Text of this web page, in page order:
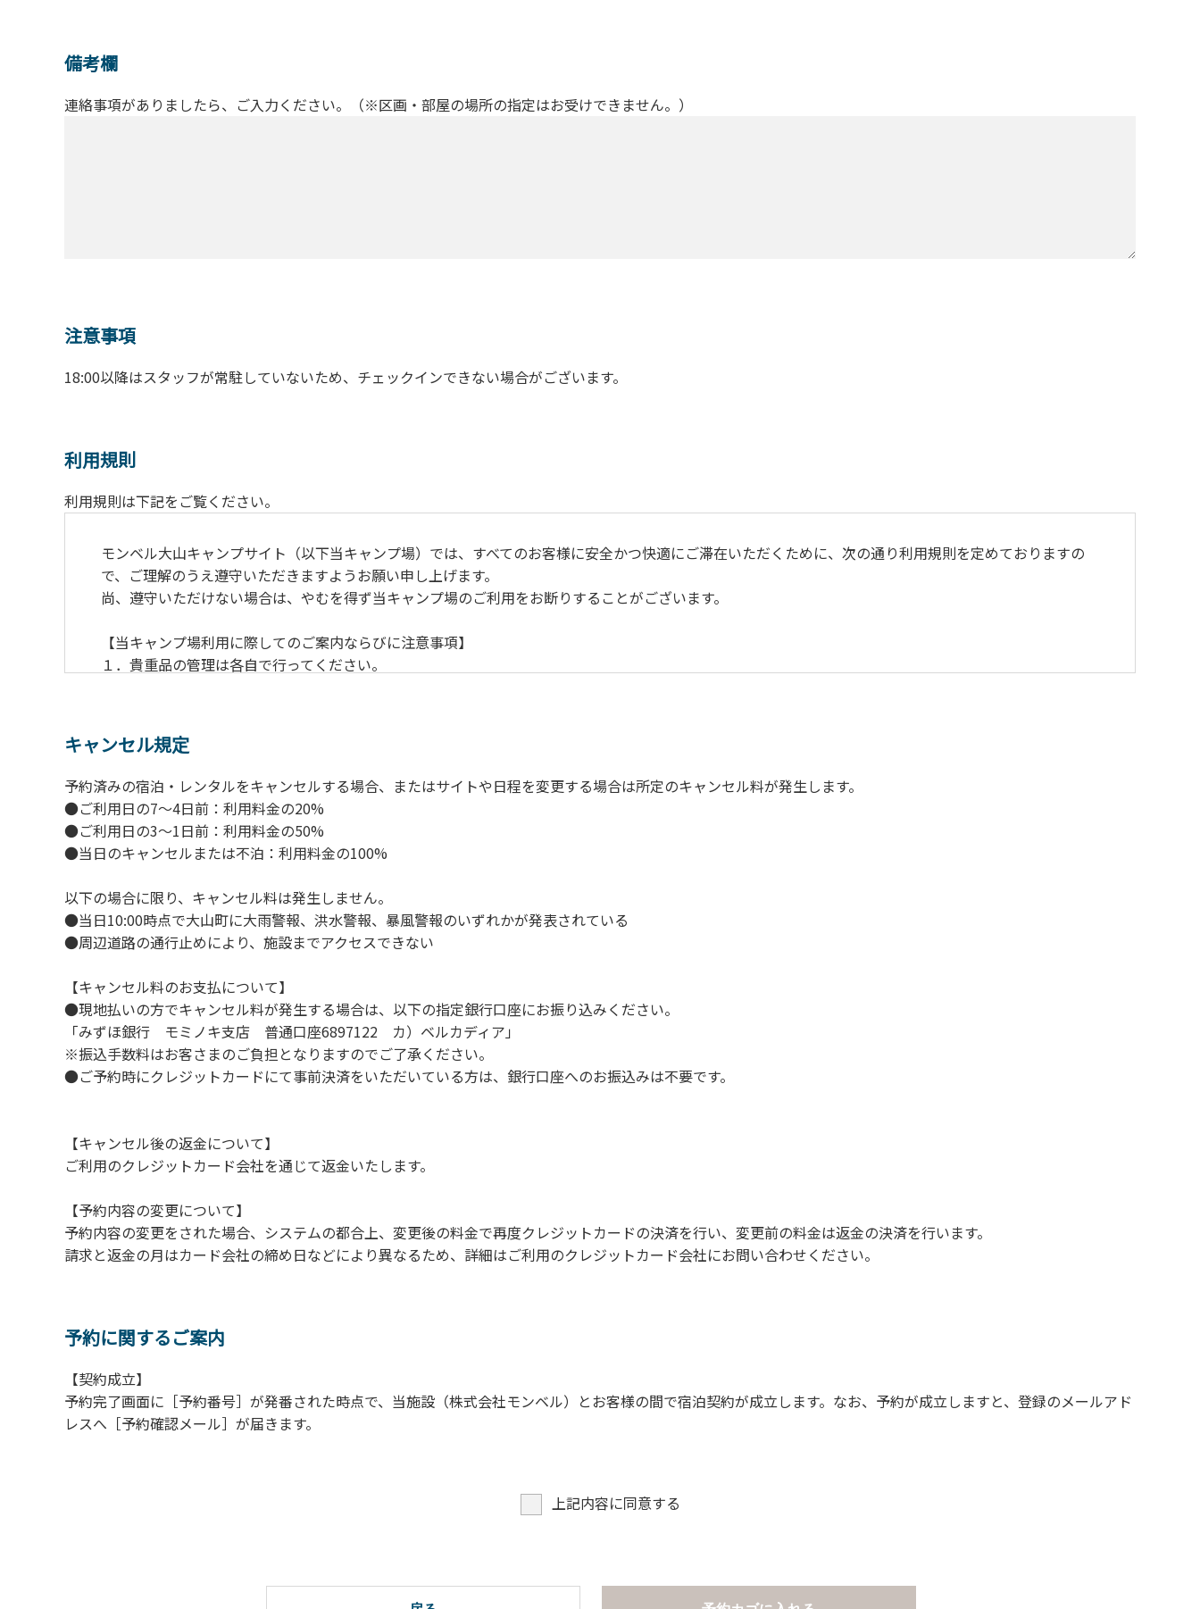
備考欄
連絡事項がありましたら、ご入力ください。（※区画・部屋の場所の指定はお受けできません。）
注意事項
18:00以降はスタッフが常駐していないため、チェックインできない場合がございます。
利用規則
利用規則は下記をご覧ください。
モンベル大山キャンプサイト（以下当キャンプ場）では、すべてのお客様に安全かつ快適にご滞在いただくために、次の通り利用規則を定めておりますの
で、ご理解のうえ遵守いただきますようお願い申し上げます。
尚、遵守いただけない場合は、やむを得ず当キャンプ場のご利用をお断りすることがございます。
【当キャンプ場利用に際してのご案内ならびに注意事項】
１．貴重品の管理は各自で行ってください。
４．当キャンプ場内を車で移動する場合は徐行運転（5ｋｍ/ｈ以下）を行なってください。
５．ゴミ（可燃）は指定のゴミ袋に分別した上で、指定の場所へ捨ててください。ビン・缶・ペットボトルおよび不燃ゴミは持ち帰りお願いします。
６．BBQ及び焚火台の灰につきましては鎮火を確認した上で指定の回収場所へ廃棄してください。
７．暴力団等反社会勢力及びその関係者ならびに公共の秩序、善良の風俗に反する恐れのある場合には、ご利用をお断りいたします。
８．不可抗力以外の事由により建造物、家具、備品、その他の物品を損傷、紛失、汚染させた場合には、相当額を弁償していただくことがあります。
９．当キャンプ場内（駐車場を含む）での事故や盗難などにつきましては、一切の責任を負いかねます。
１０．車中で宿泊される場合は、必ずエンジンを停止してください。
１１．他の宿泊者のご迷惑になりますので、21時～翌朝6時の間車輌移動はご遠慮ください。
１２．レンタル品は管理棟に返却してください。
１３．動物（ペット類）の同伴はご遠慮願います。（愛犬と宿泊可能なサイトは除く）
１４．キャンプ場内に喫煙所はございません。他のお客様のご迷惑にならないようにご配慮願います。
【当キャンプ場での禁止事項】
１．花火（手持ちや打ち上げなど全て）。
２．地面への直火、デッキ上での焚き火、BBQ、キャンプファイヤー。
３．硬いボールでの球技。（野球、キャッチボール・サッカーなど）
４．大きな音で音楽や楽器などを鳴らす行為。（ 但し貸切イベントは除く）
６．申込みされたサイト以外のサイトの利用や共用部（シャワー棟、水道など）の占有行為。
７．許可無く広告物の配布や掲示または物品の販売等を行なうこと 。
８．その他 周りに迷惑となるような行為（夜間の大声での談笑等）や他人に嫌悪感を与えるような行為。
【常設テント利用に際しての注意事項ならびに禁止事項】
１．全室禁煙です。
２．動物（ペット類）の同伴はご遠慮願います。
キャンセル規定
予約済みの宿泊・レンタルをキャンセルする場合、またはサイトや日程を変更する場合は所定のキャンセル料が発生します。
●ご利用日の7～4日前：利用料金の20%
●ご利用日の3～1日前：利用料金の50%
●当日のキャンセルまたは不泊：利用料金の100%
以下の場合に限り、キャンセル料は発生しません。
●当日10:00時点で大山町に大雨警報、洪水警報、暴風警報のいずれかが発表されている
●周辺道路の通行止めにより、施設までアクセスできない
【キャンセル料のお支払について】
●現地払いの方でキャンセル料が発生する場合は、以下の指定銀行口座にお振り込みください。
「みずほ銀行 モミノキ支店 普通口座6897122 カ）ベルカディア」
※振込手数料はお客さまのご負担となりますのでご了承ください。
●ご予約時にクレジットカードにて事前決済をいただいている方は、銀行口座へのお振込みは不要です。
【キャンセル後の返金について】
ご利用のクレジットカード会社を通じて返金いたします。
【予約内容の変更について】
予約内容の変更をされた場合、システムの都合上、変更後の料金で再度クレジットカードの決済を行い、変更前の料金は返金の決済を行います。
請求と返金の月はカード会社の締め日などにより異なるため、詳細はご利用のクレジットカード会社にお問い合わせください。
予約に関するご案内
【契約成立】
予約完了画面に［予約番号］が発番された時点で、当施設（株式会社モンベル）とお客様の間で宿泊契約が成立します。なお、予約が成立しますと、登録のメールアド
レスへ［予約確認メール］が届きます。
上記内容に同意する